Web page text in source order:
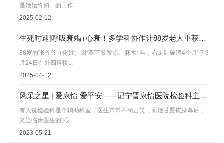
是她始终如一的工作...
2025-02-12
生死时速|呼吸衰竭+心衰！多学科协作让88岁老人重获新生
88岁的张爷爷（化姓）因“双下肢发凉、麻木1年，右足趾破溃4个月”于3
月24日在外四科接...
2025-04-12
风采之星 | 爱康怡 爱平安——记宁晋康怡医院检验科主任樊倩
有人说检验科是个辅助科室，医生常常不苟言笑，而她甘愿掩身幕后，
充当临床医生的“眼...
2023-05-21